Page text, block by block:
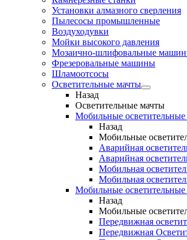
Установки алмазного сверления
Пылесосы промышленные
Воздуходувки
Мойки высокого давления
Мозаично-шлифовальные
Фрезеровальные машины
Шламоотсосы
Осветительные мачты
Назад
Осветительные мачты
Мобильные осветительные
Назад
Мобильные
Аварийная
Аварийная
Мобильная
Мобильная
Мобильные
Назад
Мобильные
Передвижная
Передвижная